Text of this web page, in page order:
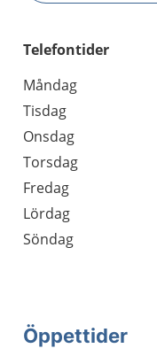
Telefontider
Måndag
Tisdag
Onsdag
Torsdag
Fredag
Lördag
Söndag
Öppettider